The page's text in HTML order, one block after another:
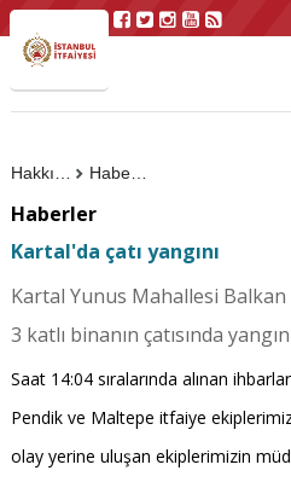
Haberler
Haberler
Kartal'da çatı yangını
Kartal Yunus Mahallesi
3 katlı binanın çatısında
Saat 14:04 sıralarında alınan
Pendik ve Maltepe itfaiye
olay yerine uluşan ekiplerimizin